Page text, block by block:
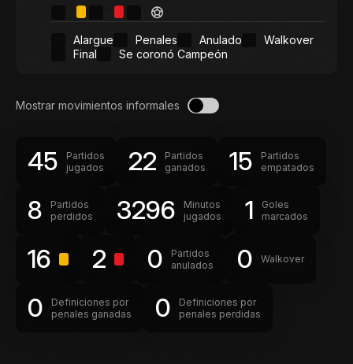
Alargue Penales Anulado
Walkover
Final
Se coronó Campeón
Mostrar movimientos informales
45
Partidos
jugados
22
Partidos
ganados
15
Partidos
empatados
8
Partidos
perdidos
3296
Minutos
jugados
1
Goles
marcados
16 2 0
Partidos
anulados
0 Walkover
0
Definiciones por
penales ganadas
0
Definiciones por
penales perdidas